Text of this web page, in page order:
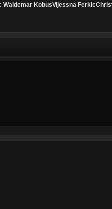
: Waldemar KobusVijessna